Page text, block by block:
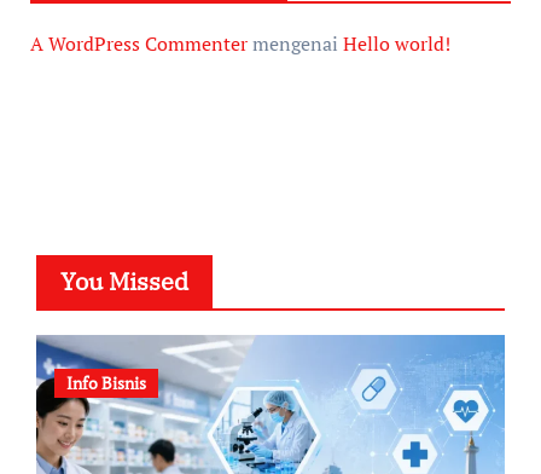
A WordPress Commentermengenai Hello world!
You Missed
Info Bisnis